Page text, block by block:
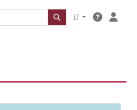
IT